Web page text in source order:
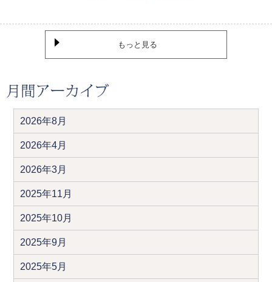
もっと見る
2026年8月
2026年4月
2026年3月
2025年11月
2025年10月
2025年9月
2025年5月